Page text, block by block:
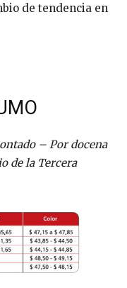
de tendencia en
– Por docena
de la Tercera